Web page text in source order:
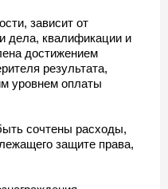
зависит от
дела, квалификации и
достижением
результата,
уровнем оплаты
сочтены расходы,
защите права,